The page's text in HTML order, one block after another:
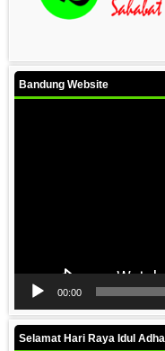
Bandung Website
00:00
Selamat Hari Raya Idul Adha